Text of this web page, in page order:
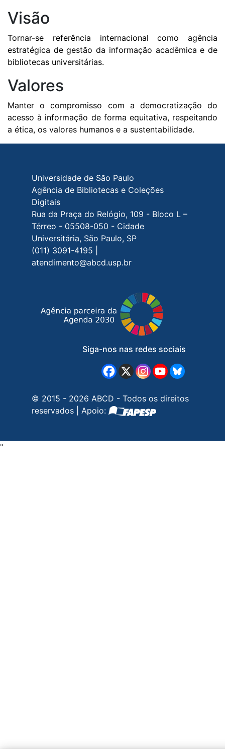
Visão
Tornar-se referência internacional como agência
estratégica de gestão da informação acadêmica e de
bibliotecas universitárias.
Valores
Manter o compromisso com a democratização do
acesso à informação de forma equitativa, respeitando
a ética, os valores humanos e a sustentabilidade.
Rodapé do site
Universidade de São Paulo
Agência de Bibliotecas e Coleções
Digitais
Rua da Praça do Relógio, 109 - Bloco L –
Térreo - 05508-050 - Cidade
Universitária, São Paulo, SP
(011) 3091-4195 |
atendimento@abcd.usp.br
Siga-nos nas redes sociais
© 2015 - 2026 ABCD - Todos os direitos
reservados | Apoio:
"